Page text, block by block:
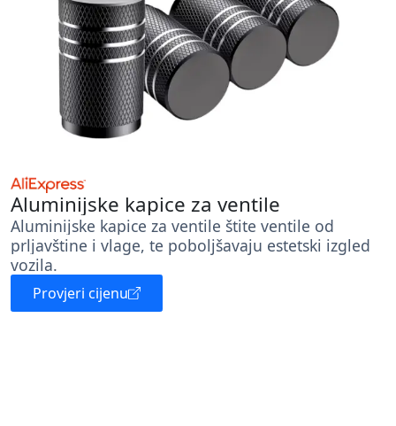
Aluminijske kapice za ventile
Aluminijske kapice za ventile štite ventile od
prljavštine i vlage, te poboljšavaju estetski izgled
vozila.
Provjeri cijenu